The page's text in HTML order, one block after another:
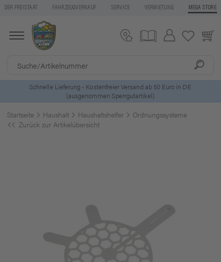
DER FREISTAAT FAHRZEUGVERKAUF SERVICE VERMIETUNG MEGA STORE
Schnelle Lieferung - Kostenfreier Versand ab 50 Euro in DE
(ausgenommen Sperrgutartikel)
Startseite Haushalt Haushaltshelfer
Ordnungssysteme
Zurück zur Artikelübersicht